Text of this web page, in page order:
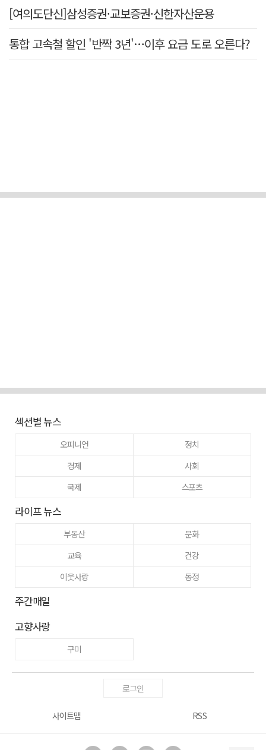
[여의도단신]삼성증권·교보증권·신한자산운용
통합 고속철 할인 '반짝 3년'…이후 요금 도로 오른다?
섹션별 뉴스
오피니언
정치
경제
사회
국제
스포츠
라이프 뉴스
부동산
문화
교육
건강
이웃사랑
동정
주간매일
고향사랑
구미
로그인
사이트맵 RSS